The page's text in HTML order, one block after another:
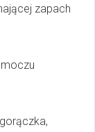
zapach